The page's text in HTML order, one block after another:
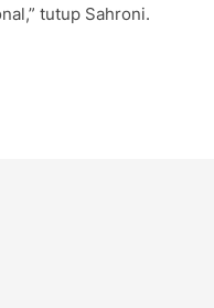
tutup Sahroni.